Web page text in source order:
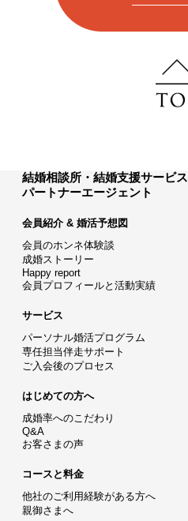
結婚相談所・結婚支援サービス
パートナーエージェント
会員紹介 & 婚活予想図
会員のホンネ体験談
成婚ストーリー
Happy report
会員プロフィールと活動実績
サービス
パーソナル婚活プログラム
専任担当伴走サポート
ご入会後のプロセス
はじめての方へ
成婚率へのこだわり
Q&A
お客さまの声
コースと料金
他社のご利用経験がある方へ
親御さまへ